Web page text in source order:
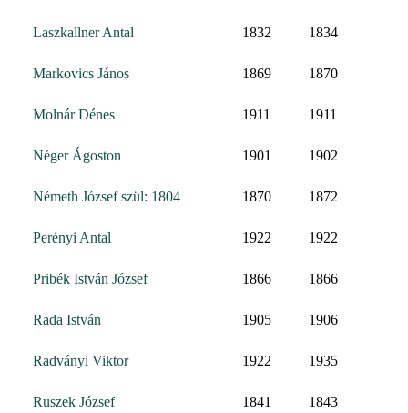
Laszkallner Antal 1832 1834
Markovics János 1869 1870
Molnár Dénes 1911 1911
Néger Ágoston 1901 1902
Németh József szül: 1804 1870 1872
Perényi Antal 1922 1922
Pribék István József 1866 1866
Rada István 1905 1906
Radványi Viktor 1922 1935
Ruszek József 1841 1843